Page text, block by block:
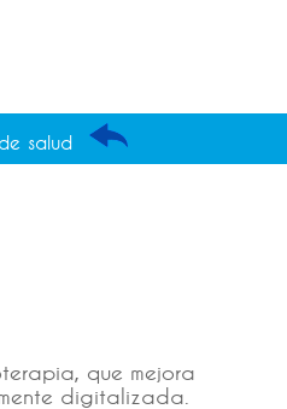
salud
que mejora
digitalizada.